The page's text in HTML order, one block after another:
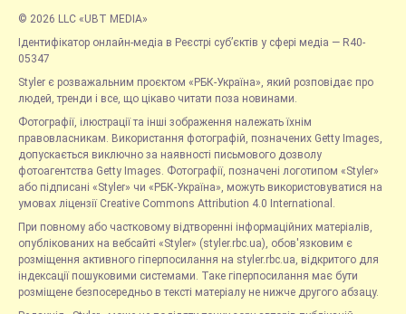
© 2026 LLC «UBT MEDIA»
Ідентифікатор онлайн-медіа в Реєстрі суб’єктів у сфері медіа — R40-
05347
Styler є розважальним проєктом «РБК-Україна», який розповідає про
людей, тренди і все, що цікаво читати поза новинами.
Фотографії, ілюстрації та інші зображення належать їхнім
правовласникам. Використання фотографій, позначених Getty Images,
допускається виключно за наявності письмового дозволу
фотоагентства Getty Images. Фотографії, позначені логотипом «Styler»
або підписані «Styler» чи «РБК-Україна», можуть використовуватися на
умовах ліцензії Creative Commons Attribution 4.0 International.
При повному або частковому відтворенні інформаційних матеріалів,
опублікованих на вебсайті «Styler» (styler.rbc.ua), обов'язковим є
розміщення активного гіперпосилання на styler.rbc.ua, відкритого для
індексації пошуковими системами. Таке гіперпосилання має бути
розміщене безпосередньо в тексті матеріалу не нижче другого абзацу.